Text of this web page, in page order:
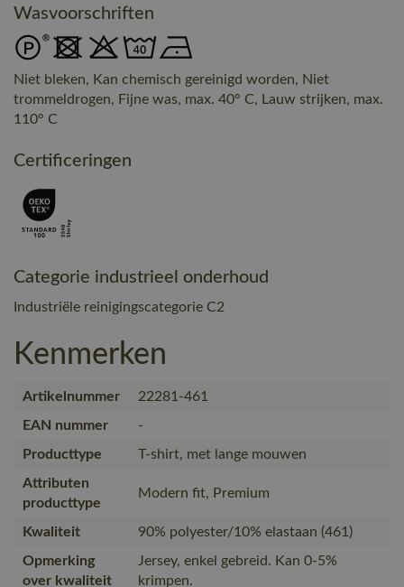
Wasvoorschriften
Niet bleken, Kan chemisch gereinigd worden, Niet
trommeldrogen, Fijne was, max. 40° C, Lauw strijken, max.
110° C
Certificeringen
Categorie industrieel onderhoud
Industriële reinigingscategorie C2
Kenmerken
Artikelnummer
22281-461
EAN nummer
-
Producttype
T-shirt, met lange mouwen
Attributen
producttype
Modern fit, Premium
Kwaliteit
90% polyester/10% elastaan (461)
Opmerking
over kwaliteit
Jersey, enkel gebreid. Kan 0-5%
krimpen.